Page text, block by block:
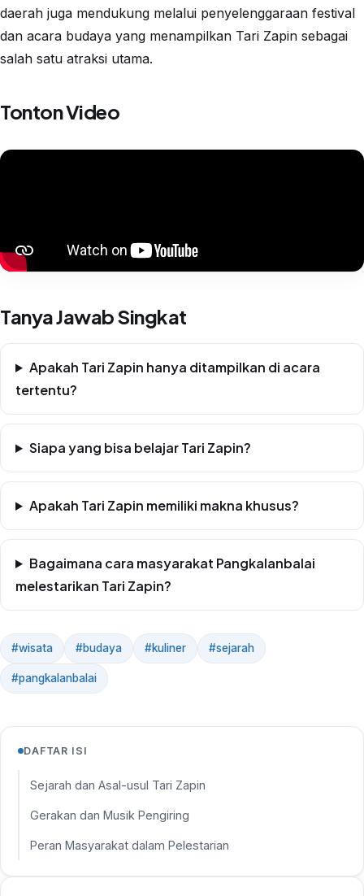
daerah juga mendukung melalui penyelenggaraan festival
dan acara budaya yang menampilkan Tari Zapin sebagai
salah satu atraksi utama.
Tonton Video
Tanya Jawab Singkat
Apakah Tari Zapin hanya ditampilkan di acara
tertentu?
Siapa yang bisa belajar Tari Zapin?
Apakah Tari Zapin memiliki makna khusus?
Bagaimana cara masyarakat Pangkalanbalai
melestarikan Tari Zapin?
#wisata #budaya #kuliner #sejarah
#pangkalanbalai
DAFTAR ISI
Sejarah dan Asal-usul Tari Zapin
Gerakan dan Musik Pengiring
Peran Masyarakat dalam Pelestarian